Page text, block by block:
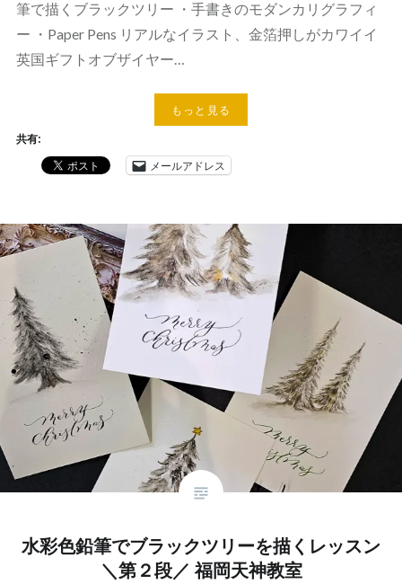
筆で描くブラックツリー ・手書きのモダンカリグラフィ
ー ・Paper Pens リアルなイラスト、金箔押しがカワイイ
英国ギフトオブザイヤー…
もっと見る
共有:
メールアドレス
水彩色鉛筆でブラックツリーを描くレッスン
＼第２段／ 福岡天神教室